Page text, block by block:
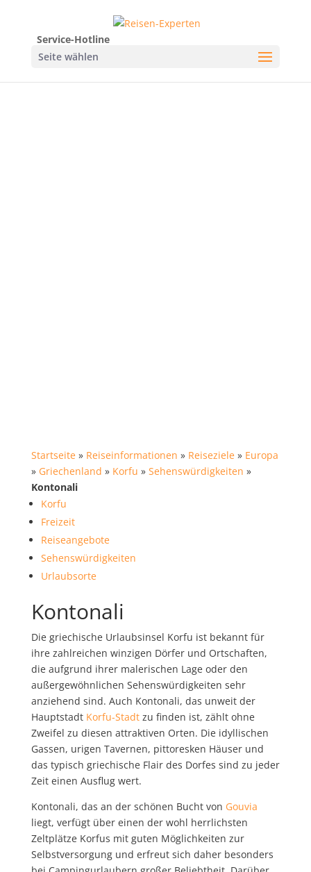
Service-Hotline
Seite wählen
Startseite» Reiseinformationen » Reiseziele» Europa
» Griechenland » Korfu » Sehenswürdigkeiten »
Kontonali
Korfu
Freizeit
Reiseangebote
Sehenswürdigkeiten
Urlaubsorte
Kontonali
Die griechische Urlaubsinsel Korfu ist bekannt für
ihre zahlreichen winzigen Dörfer und Ortschaften,
die aufgrund ihrer malerischen Lage oder den
außergewöhnlichen Sehenswürdigkeiten sehr
anziehend sind. Auch Kontonali, das unweit der
Hauptstadt Korfu-Stadtzu finden ist, zählt ohne
Zweifel zu diesen attraktiven Orten. Die idyllischen
Gassen, urigen Tavernen, pittoresken Häuser und
das typisch griechische Flair des Dorfes sind zu jeder
Zeit einen Ausflug wert.
Kontonali, das an der schönen Bucht von Gouvia
liegt, verfügt über einen der wohl herrlichsten
Zeltplätze Korfus mit guten Möglichkeiten zur
Selbstversorgung und erfreut sich daher besonders